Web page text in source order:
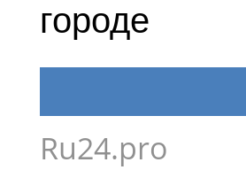
городе
Ru24.pro